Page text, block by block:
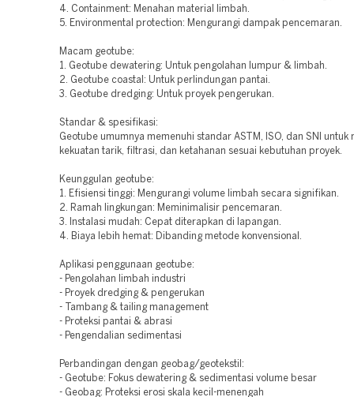
4. Containment: Menahan material limbah.
5. Environmental protection: Mengurangi dampak pencemaran.
Macam geotube:
1. Geotube dewatering: Untuk pengolahan lumpur & limbah.
2. Geotube coastal: Untuk perlindungan pantai.
3. Geotube dredging: Untuk proyek pengerukan.
Standar & spesifikasi:
Geotube umumnya memenuhi standar ASTM, ISO, dan SNI untuk
kekuatan tarik, filtrasi, dan ketahanan sesuai kebutuhan proyek.
Keunggulan geotube:
1. Efisiensi tinggi: Mengurangi volume limbah secara signifikan.
2. Ramah lingkungan: Meminimalisir pencemaran.
3. Instalasi mudah: Cepat diterapkan di lapangan.
4. Biaya lebih hemat: Dibanding metode konvensional.
Aplikasi penggunaan geotube:
- Pengolahan limbah industri
- Proyek dredging & pengerukan
- Tambang & tailing management
- Proteksi pantai & abrasi
- Pengendalian sedimentasi
Perbandingan dengan geobag/geotekstil:
- Geotube: Fokus dewatering & sedimentasi volume besar
- Geobag: Proteksi erosi skala kecil-menengah